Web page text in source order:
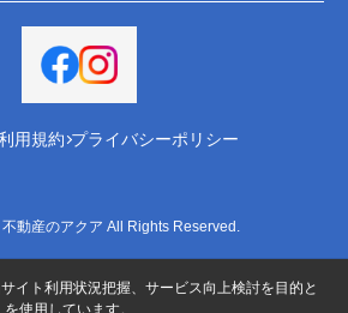
用規約 プライバシーポリシー
動産のアクア All Rights Reserved.
イト利用状況把握、サービス向上検討を目的と
使用しています。